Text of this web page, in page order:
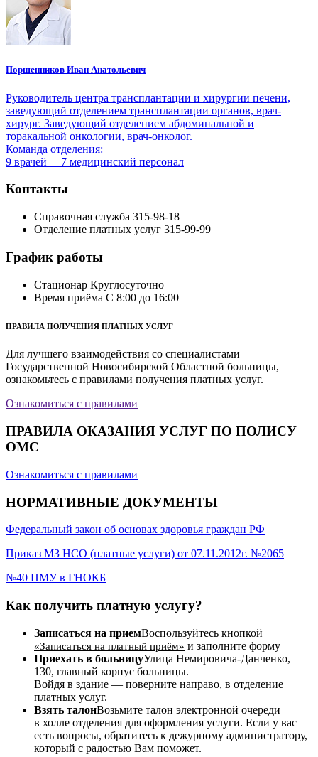
Поршенников Иван Анатольевич
Руководитель центра трансплантации и хирургии печени,
заведующий отделением трансплантации органов, врач-
хирург. Заведующий отделением абдоминальной и
торакальной онкологии, врач-онколог.
Команда отделения:
9 врачей 7 медицинский персонал
Контакты
Справочная служба 315-98-18
Отделение платных услуг 315-99-99
График работы
Стационар Круглосуточно
Время приёма С 8:00 до 16:00
ПРАВИЛА ПОЛУЧЕНИЯ ПЛАТНЫХ УСЛУГ
Для лучшего взаимодействия со специалистами
Государственной Новосибирской Областной больницы,
ознакомьтесь с правилами получения платных услуг.
Ознакомиться с правилами
ПРАВИЛА ОКАЗАНИЯ УСЛУГ ПО ПОЛИСУ
ОМС
Ознакомиться с правилами
НОРМАТИВНЫЕ ДОКУМЕНТЫ
Федеральный закон об основах здоровья граждан РФ
Приказ МЗ НСО (платные услуги) от 07.11.2012г. №2065
№40 ПМУ в ГНОКБ
Как получить платную услугу?
Записаться на приемВоспользуйтесь кнопкой
«Записаться на платный приём» и заполните форму
Приехать в больницуУлица Немировича-Данченко,
130, главный корпус больницы.
Войдя в здание — поверните направо, в отделение
платных услуг.
Взять талонВозьмите талон электронной очереди
в холле отделения для оформления услуги. Если у вас
есть вопросы, обратитесь к дежурному администратору,
который с радостью Вам поможет.